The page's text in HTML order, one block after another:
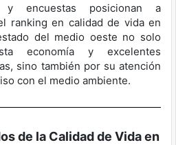
y encuestas posicionan a
ranking en calidad de vida en
del medio oeste no solo
economía y excelentes
sino también por su atención
con el medio ambiente.
de la Calidad de Vida en